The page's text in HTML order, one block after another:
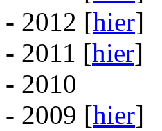
- 2012 [hier]
- 2011 [hier]
- 2010
- 2009 [hier]